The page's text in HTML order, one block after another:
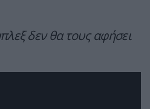
δεν θα τους αφήσει